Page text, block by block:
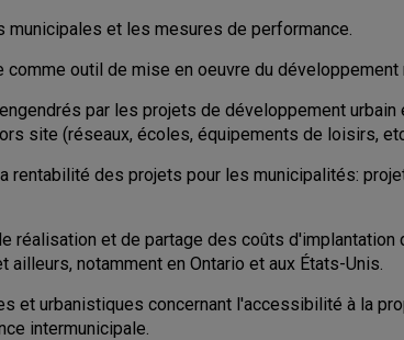
municipales et les mesures de performance.
comme outil de mise en oeuvre du développement
par les projets de développement
site (réseaux, écoles, équipements de loisirs,
rentabilité des projets pour les municipalités:
réalisation et de partage des coûts d'implantation
ailleurs, notamment en Ontario et aux États-Unis.
et urbanistiques concernant l'accessibilité à la
intermunicipale.